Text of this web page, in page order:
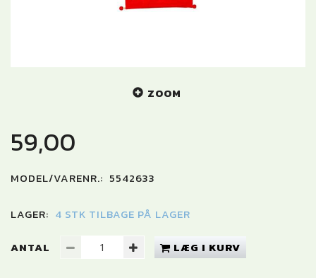
ZOOM
59,00
MODEL/VARENR.: 5542633
LAGER: 4 STK TILBAGE PÅ LAGER
ANTAL LÆG I KURV